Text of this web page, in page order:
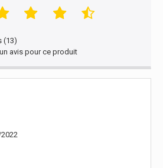
(13)
avis pour ce produit